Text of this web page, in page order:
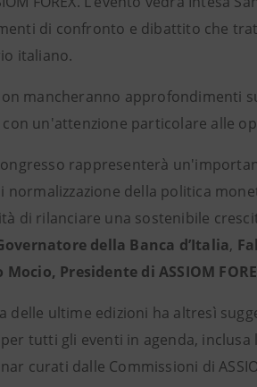
di confronto e dibattito che
italiano.
mancheranno approfondimenti
un'attenzione particolare alle
rappresenterà
normalizzazione della politica
di rilanciare una sostenibile
della Banca d’Italia,
Mocio, Presidente di ASSIOM
delle ultime edizioni ha altresì
per tutti gli eventi in agenda,
curati dalle Commissioni di